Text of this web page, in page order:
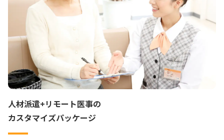
人材派遣+リモート医事の
カスタマイズパッケージ